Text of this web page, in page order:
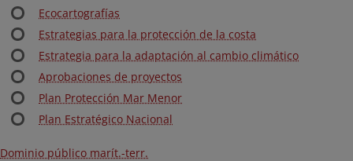
Ecocartografías
Estrategias para la protección de la costa
Estrategia para la adaptación al cambio climático
Aprobaciones de proyectos
Plan Protección Mar Menor
Plan Estratégico Nacional
Dominio público marít.-terr.